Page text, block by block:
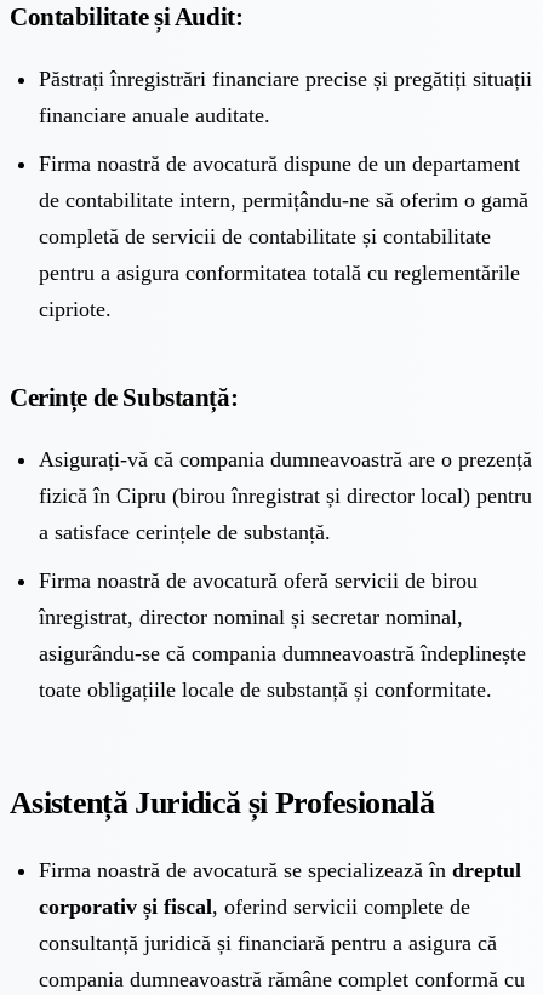
Contabilitate și Audit:
Păstrați înregistrări financiare precise și pregătiți situații
financiare anuale auditate.
Firma noastră de avocatură dispune de un departament
de contabilitate intern, permițându-ne să oferim o gamă
completă de servicii de contabilitate și contabilitate
pentru a asigura conformitatea totală cu reglementările
cipriote.
Cerințe de Substanță:
Asigurați-vă că compania dumneavoastră are o prezență
fizică în Cipru (birou înregistrat și director local) pentru
a satisface cerințele de substanță.
Firma noastră de avocatură oferă servicii de birou
înregistrat, director nominal și secretar nominal,
asigurându-se că compania dumneavoastră îndeplinește
toate obligațiile locale de substanță și conformitate.
Asistență Juridică și Profesională
Firma noastră de avocatură se specializează în dreptul
corporativ și fiscal, oferind servicii complete de
consultanță juridică și financiară pentru a asigura că
compania dumneavoastră rămâne complet conformă cu